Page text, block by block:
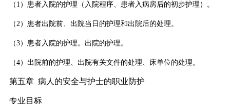
（1）患者入院的护理（入院程序、患者入病房后的初步护理）。
（2）患者出院前、出院当日的护理和出院后的处理。
（3）患者入院的护理。出院的护理。
（4）出院前的护理、出院有关文件的处理、床单位的处理。
第五章 病人的安全与护士的职业防护
专业目标